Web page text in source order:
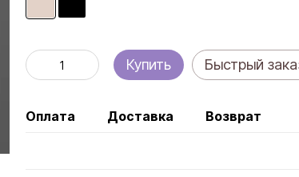
Купить Быстрый
Оплата Доставка Возврат